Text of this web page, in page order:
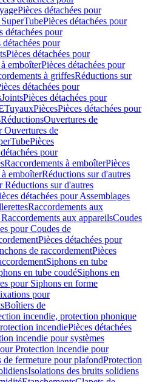
Pièces détachées pour
Pièces détachées pour
détachées pour
détachées pour
Pièces détachées pour
emboîterPièces détachées pour
à griffesRéductions sur
détachées pour
JointsPièces détachées pour
TuyauxPiècesPièces détachées pour
RéductionsOuvertures de
Ouvertures de
Pièces
pour
Raccordements à emboîterPièces
emboîterRéductions sur d'autres
Réductions sur d'autres
détachées pour Assemblages
Raccordements aux
aux appareilsCoudes
pour Coudes de
Pièces détachées pour
de raccordementPièces
Siphons en tube
en tube coudéSiphons en
pour Siphons en forme
pour
Boîtiers de
incendie, protection phonique
incendiePièces détachées
incendie pour systèmes
Protection incendie pour
de fermeture pour plafondProtection
Isolations des bruits solidiens